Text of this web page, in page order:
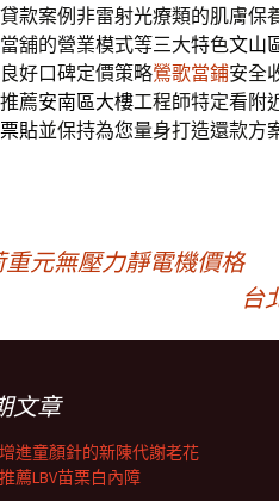
款案例非雷射光療類的肌膚保
舖的營業模式等三大特色文山
好口碑定價策略鶯歌當鋪安全
薦安南區大樓工程師特定看附
貼並保持為您量身打造還款方
重元無壓力靜電機價格
台
文章
進童顏針的新陳代謝老花
薦LBV苗栗白內障